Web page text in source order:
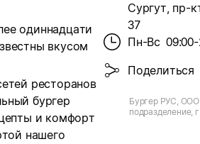
одиннадцати
вкусом
ресторанов
бургер
и комфорт
нашего
Сургут, пр-
37
Пн-Вс
Поделиться
Бургер РУС, ООО
подразделение,